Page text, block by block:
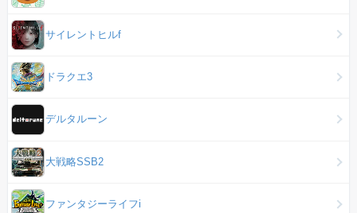
サイレントヒルf
ドラクエ3
デルタルーン
大戦略SSB2
ファンタジーライフi